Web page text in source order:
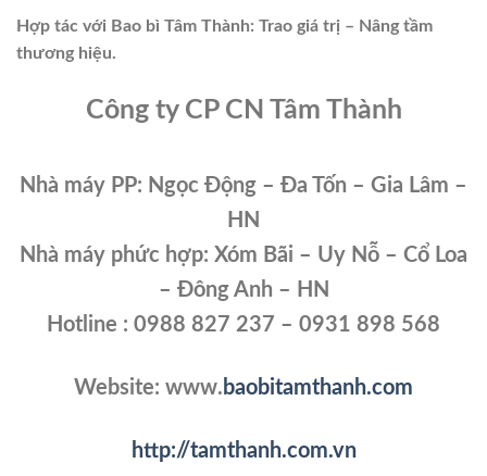
Hợp tác với Bao bì Tâm Thành: Trao giá trị – Nâng tầm
thương hiệu.
Công ty CP CN Tâm Thành
Nhà máy PP: Ngọc Động – Đa Tốn – Gia Lâm –
HN
Nhà máy phức hợp: Xóm Bãi – Uy Nỗ – Cổ Loa
– Đông Anh – HN
Hotline : 0988 827 237 – 0931 898 568
Website: www. baobitamthanh.com
http://tamthanh.com.vn